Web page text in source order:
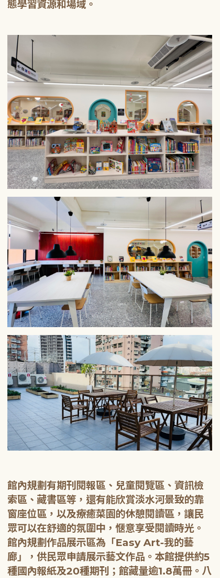
館內規劃有期刊閱報區、兒童閱覽區、資訊檢
索區、藏書區等，還有能欣賞淡水河景致的靠
窗座位區，以及療癒菜園的休憩閱讀區，讓民
眾可以在舒適的氛圍中，愜意享受閱讀時光。
館內規劃作品展示區為「Easy Art-我的藝
廊」，供民眾申請展示藝文作品。本館提供約5
種國內報紙及20種期刊；館藏量逾1.8萬冊。八